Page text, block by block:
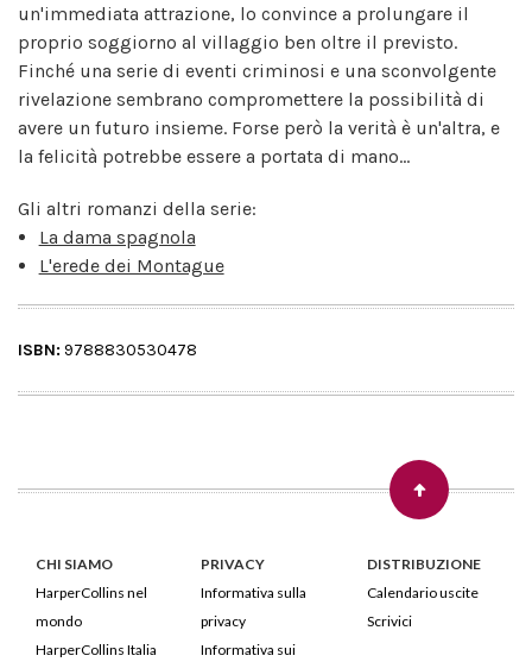
un'immediata attrazione, lo convince a prolungare il
proprio soggiorno al villaggio ben oltre il previsto.
Finché una serie di eventi criminosi e una sconvolgente
rivelazione sembrano compromettere la possibilità di
avere un futuro insieme. Forse però la verità è un'altra, e
la felicità potrebbe essere a portata di mano...
Gli altri romanzi della serie:
La dama spagnola
L'erede dei Montague
ISBN: 9788830530478
CHI SIAMO
HarperCollins nel
mondo
HarperCollins Italia
PRIVACY
Informativa sulla
privacy
Informativa sui
DISTRIBUZIONE
Calendario uscite
Scrivici